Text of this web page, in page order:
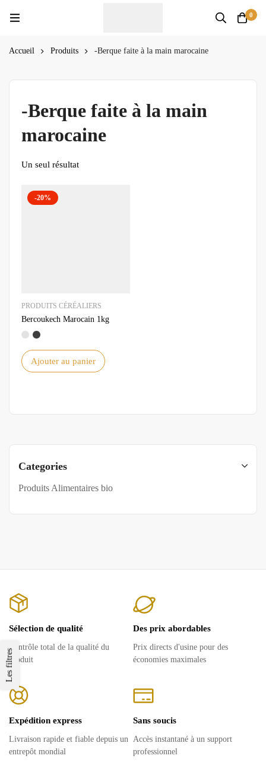
0
Accueil Produits -Berque faite à la main marocaine
Categories
Produits Alimentaires bio
Les filtres
-Berque faite à la main
marocaine
Un seul résultat
-20%
PRODUITS CÉRÉALIERS
Bercoukech Marocain 1kg
Ajouter au panier
Sélection de qualité
Contrôle total de la qualité du
produit
Des prix abordables
Prix ​​directs d'usine pour des
économies maximales
Expédition express
Livraison rapide et fiable depuis un
entrepôt mondial
Sans soucis
Accès instantané à un support
professionnel